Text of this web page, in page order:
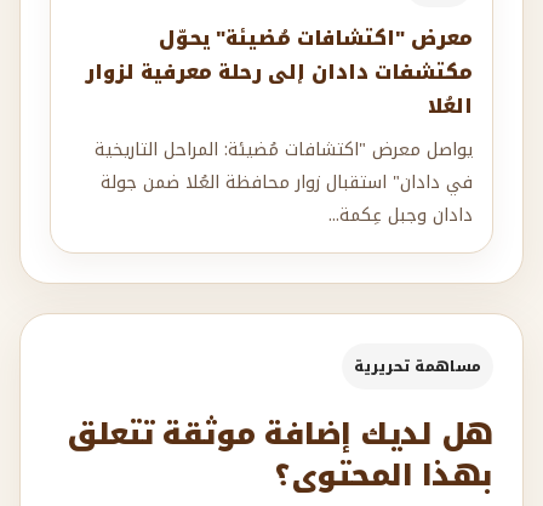
معرض "اكتشافات مُضيئة" يحوّل
مكتشفات دادان إلى رحلة معرفية لزوار
العُلا
يواصل معرض "اكتشافات مُضيئة: المراحل التاريخية
في دادان" استقبال زوار محافظة العُلا ضمن جولة
دادان وجبل عِكمة...
مساهمة تحريرية
هل لديك إضافة موثقة تتعلق
بهذا المحتوى؟